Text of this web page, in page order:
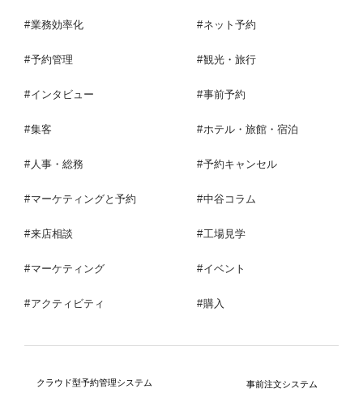
業務効率化 ネット予約
予約管理 観光・旅行
インタビュー 事前予約
集客 ホテル・旅館・宿泊
人事・総務 予約キャンセル
マーケティングと予約 中谷コラム
来店相談 工場見学
マーケティング イベント
アクティビティ 購入
クラウド型予約管理システム 事前注文システム